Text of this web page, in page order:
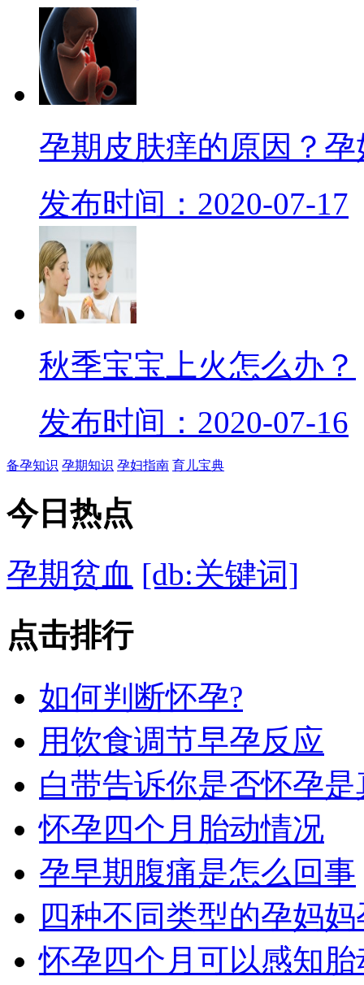
孕期皮肤痒的原因？
发布时间：2020-07-17
秋季宝宝上火怎么办？
发布时间：2020-07-16
备孕知识 孕期知识 孕妇指南 育儿宝典
今日 热点
孕期贫血 [db:关键词]
点击排行
如何判断怀孕?
用饮食调节早孕反应
白带告诉你是否怀孕
怀孕四个月胎动情况
孕早期腹痛是怎么回事
四种不同类型的孕妈
怀孕四个月可以感知胎